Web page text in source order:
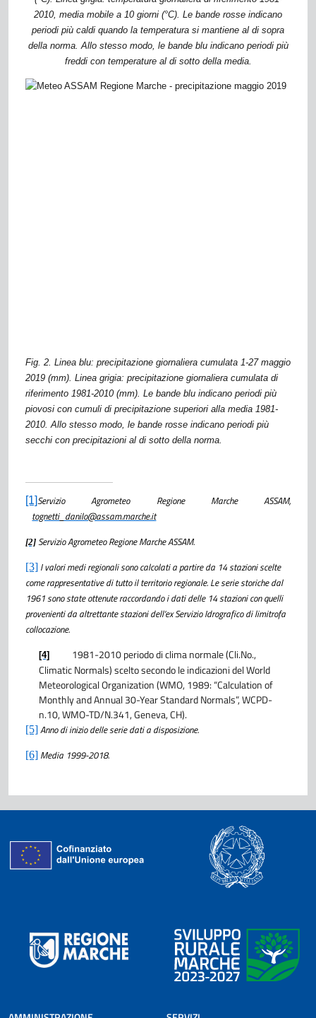
2010, media mobile a 10 giorni (°C). Le bande rosse indicano
periodi più caldi quando la temperatura si mantiene al di sopra
della norma. Allo stesso modo, le bande blu indicano periodi più
freddi con temperature al di sotto della media.
Fig. 2. Linea blu: precipitazione giornaliera cumulata 1-27 maggio
2019 (mm). Linea grigia: precipitazione giornaliera cumulata di
riferimento 1981-2010 (mm). Le bande blu indicano periodi più
piovosi con cumuli di precipitazione superiori alla media 1981-
2010. Allo stesso modo, le bande rosse indicano periodi più
secchi con precipitazioni al di sotto della norma.
[1]Servizio Agrometeo Regione Marche ASSAM,
tognetti_danilo@assam.marche.it
[2] Servizio Agrometeo Regione Marche ASSAM.
[3] I valori medi regionali sono calcolati a partire da 14 stazioni scelte
come rappresentative di tutto il territorio regionale. Le serie storiche dal
1961 sono state ottenute raccordando i dati delle 14 stazioni con quelli
provenienti da altrettante stazioni dell’ex Servizio Idrografico di limitrofa
collocazione.
[4]
1981-2010 periodo di clima normale (Cli.No.,
Climatic Normals) scelto secondo le indicazioni del World
Meteorological Organization (WMO, 1989: “Calculation of
Monthly and Annual 30-Year Standard Normals”, WCPD-
n.10, WMO-TD/N.341, Geneva, CH).
[5]Anno di inizio delle serie dati a disposizione.
[6] Media 1999-2018.